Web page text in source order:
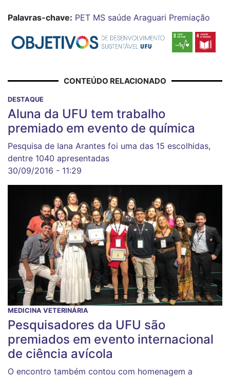
Palavras-chave: PET MS saúde Araguari Premiação
CONTEÚDO RELACIONADO
DESTAQUE
Aluna da UFU tem trabalho
premiado em evento de química
Pesquisa de Iana Arantes foi uma das 15 escolhidas,
dentre 1040 apresentadas
30/09/2016 - 11:29
MEDICINA VETERINÁRIA
Pesquisadores da UFU são
premiados em evento internacional
de ciência avícola
O encontro também contou com homenagem a